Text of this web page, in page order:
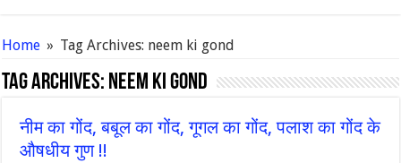
Home » Tag Archives: neem ki gond
Tag Archives: neem ki gond
नीम का गोंद, बबूल का गोंद, गूगल का गोंद, पलाश का गोंद के
औषधीय गुण !!